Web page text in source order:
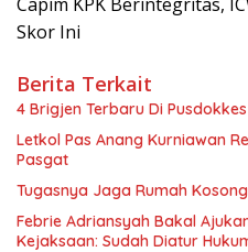
Skor Ini
Berita Terkait
4 Brigjen Terbaru Di
Letkol Pas Anang Kurniawan
Pasgat
Tugasnya Jaga Rumah
Febrie Adriansyah Bakal
Kejaksaan: Sudah Diatur